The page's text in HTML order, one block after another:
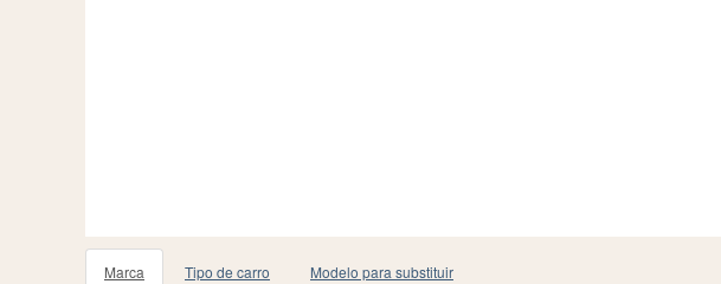
Marca Tipo de carro Modelo para substituir